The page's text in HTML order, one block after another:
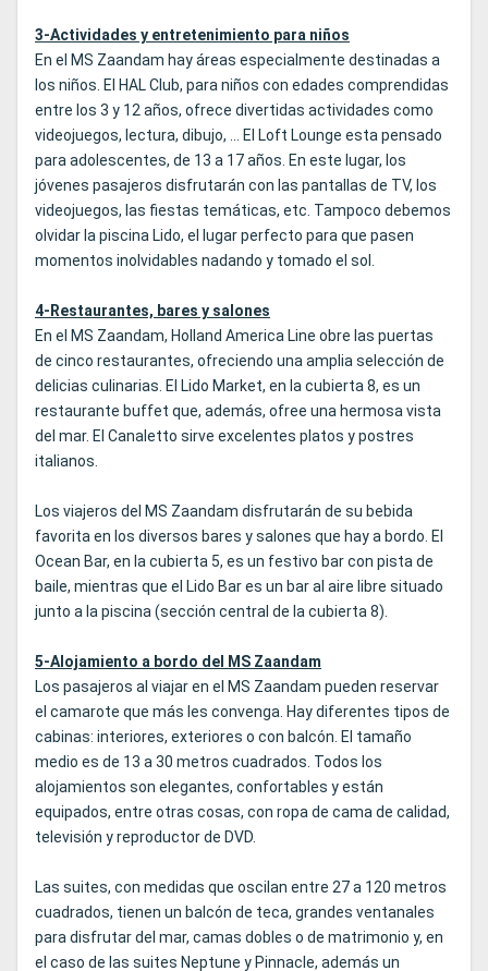
3-Actividades y entretenimiento para niños
En el MS Zaandam hay áreas especialmente destinadas a
los niños. El HAL Club, para niños con edades comprendidas
entre los 3 y 12 años, ofrece divertidas actividades como
videojuegos, lectura, dibujo, … El Loft Lounge esta pensado
para adolescentes, de 13 a 17 años. En este lugar, los
jóvenes pasajeros disfrutarán con las pantallas de TV, los
videojuegos, las fiestas temáticas, etc. Tampoco debemos
olvidar la piscina Lido, el lugar perfecto para que pasen
momentos inolvidables nadando y tomado el sol.
4-Restaurantes, bares y salones
En el MS Zaandam, Holland America Line obre las puertas
de cinco restaurantes, ofreciendo una amplia selección de
delicias culinarias. El Lido Market, en la cubierta 8, es un
restaurante buffet que, además, ofree una hermosa vista
del mar. El Canaletto sirve excelentes platos y postres
italianos.
Los viajeros del MS Zaandam disfrutarán de su bebida
favorita en los diversos bares y salones que hay a bordo. El
Ocean Bar, en la cubierta 5, es un festivo bar con pista de
baile, mientras que el Lido Bar es un bar al aire libre situado
junto a la piscina (sección central de la cubierta 8).
5-Alojamiento a bordo del MS Zaandam
Los pasajeros al viajar en el MS Zaandam pueden reservar
el camarote que más les convenga. Hay diferentes tipos de
cabinas: interiores, exteriores o con balcón. El tamaño
medio es de 13 a 30 metros cuadrados. Todos los
alojamientos son elegantes, confortables y están
equipados, entre otras cosas, con ropa de cama de calidad,
televisión y reproductor de DVD.
Las suites, con medidas que oscilan entre 27 a 120 metros
cuadrados, tienen un balcón de teca, grandes ventanales
para disfrutar del mar, camas dobles o de matrimonio y, en
el caso de las suites Neptune y Pinnacle, además un